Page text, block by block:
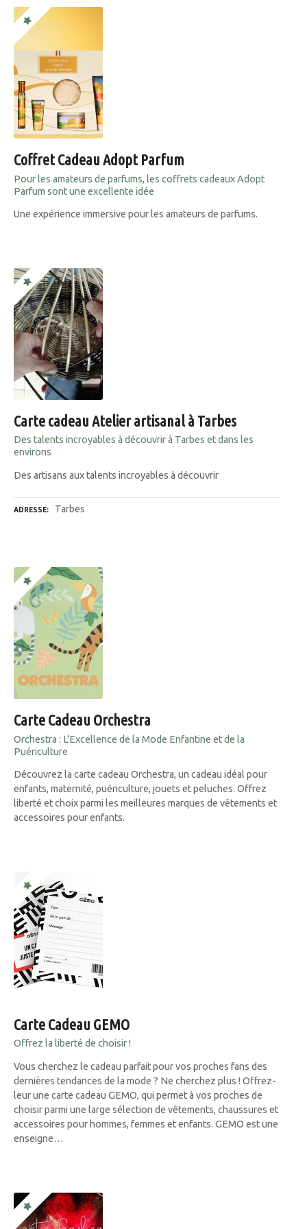
Coffret Cadeau Adopt Parfum
Pour les amateurs de parfums, les coffrets cadeaux Adopt
Parfum sont une excellente idée
Une expérience immersive pour les amateurs de parfums.
Carte cadeau Atelier artisanal à Tarbes
Des talents incroyables à découvrir à Tarbes et dans les
environs
Des artisans aux talents incroyables à découvrir
ADRESSE Tarbes
Carte Cadeau Orchestra
Orchestra : L’Excellence de la Mode Enfantine et de la
Puériculture
Découvrez la carte cadeau Orchestra, un cadeau idéal pour
enfants, maternité, puériculture, jouets et peluches. Offrez
liberté et choix parmi les meilleures marques de vêtements et
accessoires pour enfants.
Carte Cadeau GEMO
Offrez la liberté de choisir !
Vous cherchez le cadeau parfait pour vos proches fans des
dernières tendances de la mode ? Ne cherchez plus ! Offrez-
leur une carte cadeau GEMO, qui permet à vos proches de
choisir parmi une large sélection de vêtements, chaussures et
accessoires pour hommes, femmes et enfants. GEMO est une
enseigne…